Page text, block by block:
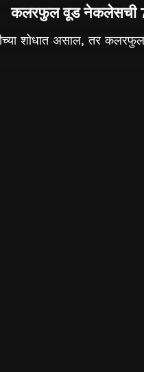
कलरफुल वूड नेकलेसची 7
शोधात असाल, तर